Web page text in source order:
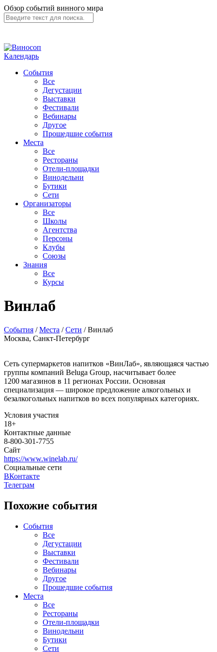
Обзор событий винного мира
Календарь
События
Все
Дегустации
Выставки
Фестивали
Вебинары
Другое
Прошедшие события
Места
Все
Рестораны
Отели-площадки
Винодельни
Бутики
Сети
Организаторы
Все
Школы
Агентства
Персоны
Клубы
Союзы
Знания
Все
Курсы
Винлаб
События /Места /Сети /Винлаб
Москва, Санкт-Петербург
Сеть супермаркетов напитков «ВинЛаб», являющаяся частью
группы компаний Beluga Group, насчитывает более
1200 магазинов в 11 регионах России. Основная
специализация — широкое предложение алкогольных и
безалкогольных напитков во всех популярных категориях.
Условия участия
18+
Контактные данные
8-800-301-7755
Сайт
https://www.winelab.ru/
Социальные сети
ВКонтакте
Телеграм
Похожие события
События
Все
Дегустации
Выставки
Фестивали
Вебинары
Другое
Прошедшие события
Места
Все
Рестораны
Отели-площадки
Винодельни
Бутики
Сети